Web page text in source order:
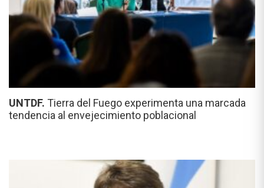
UNTDF. Tierra del Fuego experimenta una marcada
tendencia al envejecimiento poblacional